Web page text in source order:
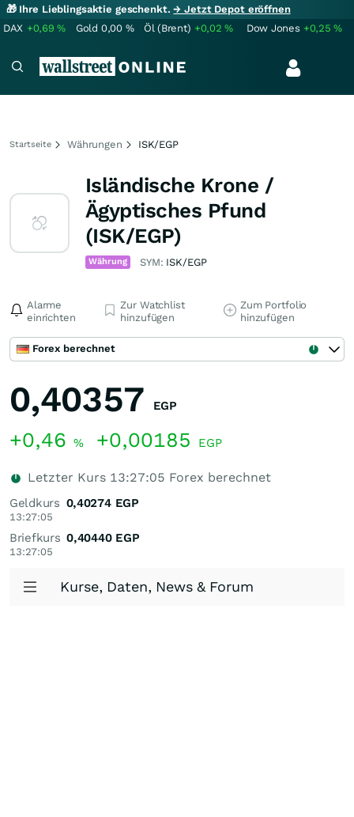
🎁 Ihre Lieblingsaktie geschenkt.→ Jetzt Depot eröffnen
DAX +0,69% Gold 0,00 % Öl (Brent) +0,02% Dow Jones +0,25%
Startseite Währungen ISK/EGP
Isländische Krone /
Ägyptisches Pfund
(ISK/EGP)
Währung SYM: ISK/EGP
Alarme
einrichten
Zur Watchlist
hinzufügen
Zum Portfolio
hinzufügen
Forex berechnet
0,40357 EGP
+0,46 % +0,00185 EGP
Letzter Kurs 13:27:05 Forex berechnet
Geldkurs
13:27:05
0,40274 EGP
Briefkurs
13:27:05
0,40440 EGP
Kurse, Daten, News & Forum